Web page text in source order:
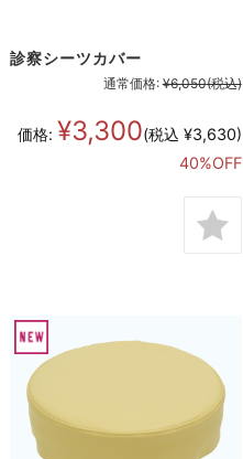
診察シーツカバー
通常価格: ¥6,050(税込)
価格: ¥3,300(税込 ¥3,630)
40%OFF